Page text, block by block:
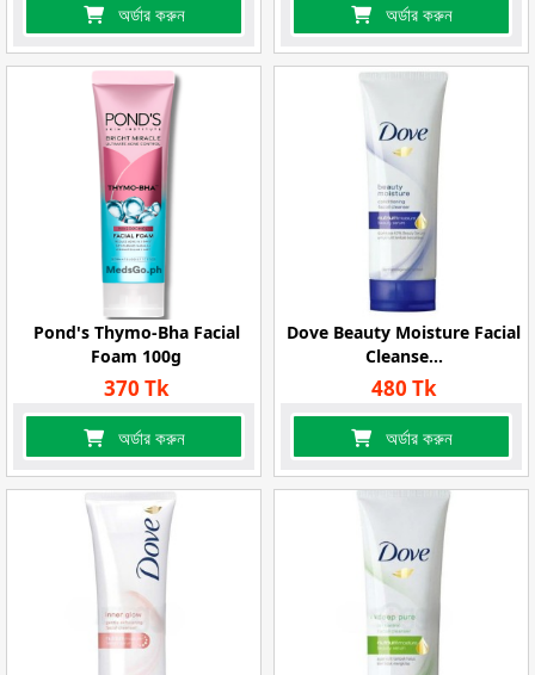
অর্ডার করুন অর্ডার করুন
Pond's Thymo-Bha Facial
Foam 100g
370 Tk
অর্ডার করুন
Dove Beauty Moisture Facial
Cleanse...
480 Tk
অর্ডার করুন